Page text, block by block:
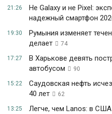
21:26
Не Galaxy и не Pixel:
надежный смартфон
19:30
Румыния изменяет
делает
74
17:27
В Харькове девять
автобусом
90
15:22
Саудовская нефть
40 лет
62
13:25
Легче, чем Lanos: в США